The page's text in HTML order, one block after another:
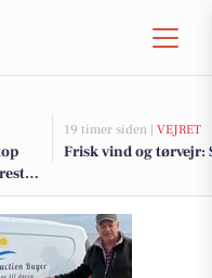
19 timer siden | VEJRET
Frisk vind og tørvejr: